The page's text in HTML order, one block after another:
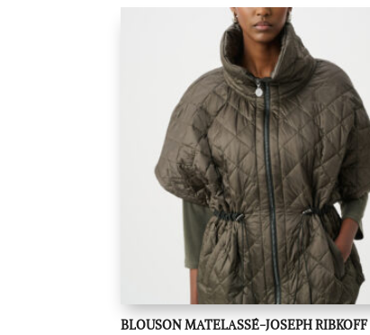
plus
récent
au
plus
ancien
BLOUSON MATELASSÉ-JOSEPH RIBKOFF